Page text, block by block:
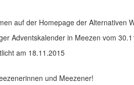
auf der Homepage der Alternativen
Adventskalender in Meezen vom
am 18.11.2015
und Meezener!